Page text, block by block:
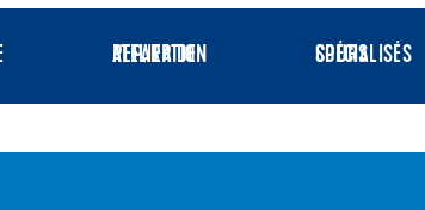
ATELIER DE REPARATION COURS SPÉCIALISÉS